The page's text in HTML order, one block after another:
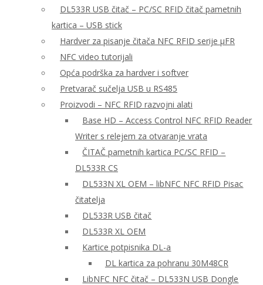
DL533R USB čitač – PC/SC RFID čitač pametnih
kartica – USB stick
Hardver za pisanje čitača NFC RFID serije μFR
NFC video tutorijali
Opća podrška za hardver i softver
Pretvarač sučelja USB u RS485
Proizvodi – NFC RFID razvojni alati
Base HD – Access Control NFC RFID Reader
Writer s relejem za otvaranje vrata
ČITAČ pametnih kartica PC/SC RFID –
DL533R CS
DL533N XL OEM – libNFC NFC RFID Pisac
čitatelja
DL533R USB čitač
DL533R XL OEM
Kartice potpisnika DL-a
DL kartica za pohranu 30M48CR
LibNFC NFC čitač – DL533N USB Dongle